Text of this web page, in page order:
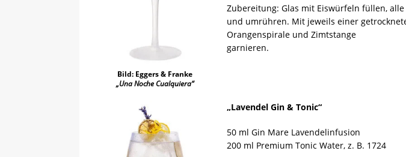
Bild: Eggers & Franke
„Una Noche Cualquiera“
Zubereitung: Glas mit Eiswürfeln füllen,
und umrühren. Mit jeweils einer
Orangenspirale und Zimtstange
garnieren.
„Lavendel Gin & Tonic“
50 ml Gin Mare Lavendelinfusion
200 ml Premium Tonic Water, z. B. 1724